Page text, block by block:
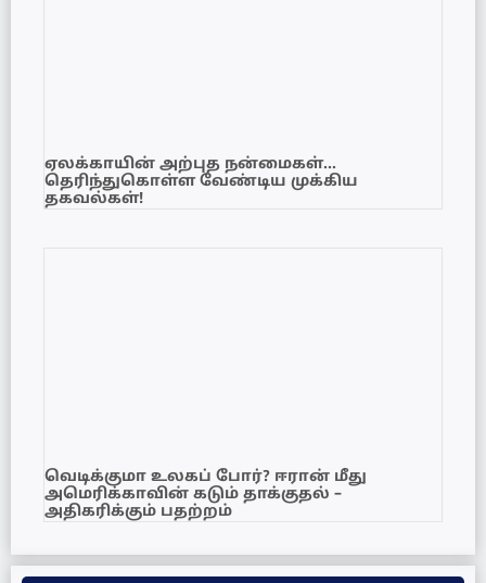
ஏலக்காயின் அற்புத நன்மைகள்…
தெரிந்துகொள்ள வேண்டிய முக்கிய
தகவல்கள்!
வெடிக்குமா உலகப் போர்? ஈரான் மீது
அமெரிக்காவின் கடும் தாக்குதல் –
அதிகரிக்கும் பதற்றம்